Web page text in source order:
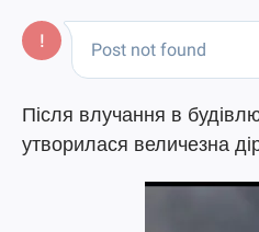
Після влучання в
утворилася величезна